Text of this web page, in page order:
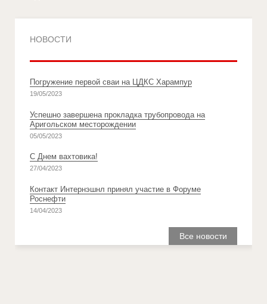
НОВОСТИ
Все новости
Погружение первой сваи на ЦДКС Харампур
19/05/2023
Успешно завершена прокладка трубопровода на
Аригольском месторождении
05/05/2023
С Днем вахтовика!
27/04/2023
Контакт Интернэшнл принял участие в Форуме
Роснефти
14/04/2023